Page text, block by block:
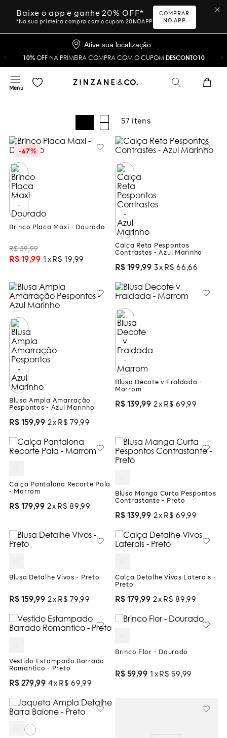
Baixe o app e ganhe 20% OFF*
*Na sua primeira compra com o cupom 20NOAPP
COMPRAR
NO APP
Ative sua localização
10%OFF NA PRIMEIRA COMPRA COM O CUPOM DESCONTO10
57
-67%
Brinco Placa Maxi - Dourado
R$ 59,99
R$ 19,99 1 R$ 19 ,99
Calça Reta Pespontos
Contrastes - Azul Marinho
R$ 199,99 3 R$ 66 ,66
Blusa Ampla Amarração
Pespontos - Azul Marinho
R$ 159,99 2 R$ 79 ,99
Blusa Decote v Fraldada -
Marrom
R$ 139,99 2 R$ 69 ,99
Calça Pantalona Recorte Pala
- Marrom
R$ 179,99 2 R$ 89 ,99
Blusa Manga Curta Pespontos
Contrastante - Preto
R$ 139,99 2 R$ 69 ,99
Blusa Detalhe Vivos - Preto
R$ 159,99 2 R$ 79 ,99
Calça Detalhe Vivos Laterais -
Preto
R$ 179,99 2 R$ 89 ,99
Vestido Estampado Barrado
Romantico - Preto
R$ 279,99 4 R$ 69 ,99
Brinco Flor - Dourado
R$ 59,99 1 R$ 59 ,99